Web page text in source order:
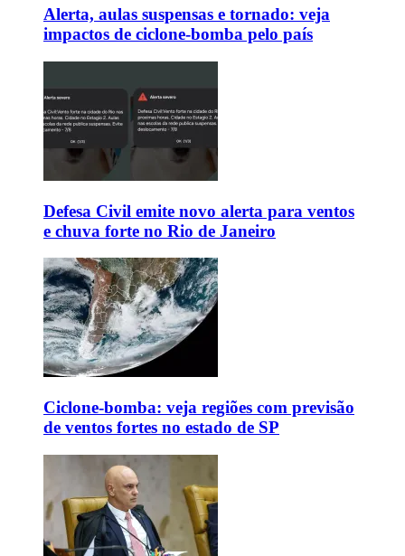
Alerta, aulas suspensas e tornado: veja
impactos de ciclone-bomba pelo país
Defesa Civil emite novo alerta para ventos
e chuva forte no Rio de Janeiro
Ciclone-bomba: veja regiões com previsão
de ventos fortes no estado de SP